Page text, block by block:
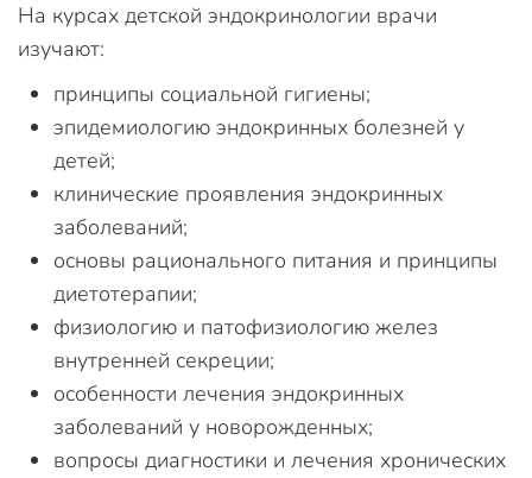
На курсах детской эндокринологии врачи
изучают:
принципы социальной гигиены;
эпидемиологию эндокринных болезней у
детей;
клинические проявления эндокринных
заболеваний;
основы рационального питания и принципы
диетотерапии;
физиологию и патофизиологию желез
внутренней секреции;
особенности лечения эндокринных
заболеваний у новорожденных;
вопросы диагностики и лечения хронических